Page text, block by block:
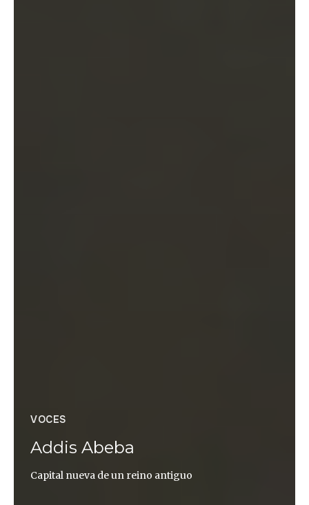
VOCES
Addis Abeba
Capital nueva de un reino antiguo